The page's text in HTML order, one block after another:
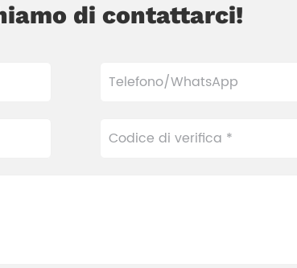
di contattarci!